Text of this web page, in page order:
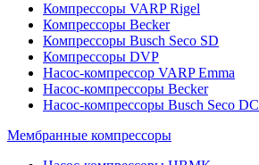
Компрессоры VARP Rigel
Компрессоры Becker
Компрессоры Busch Seco SD
Компрессоры DVP
Насос-компрессор VARP Emma
Насос-компрессоры Becker
Насос-компрессоры Busch Seco DC
Мембранные компрессоры